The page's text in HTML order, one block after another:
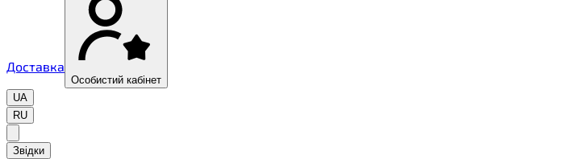
Доставка
Особистий кабінет
UA
RU
Звідки